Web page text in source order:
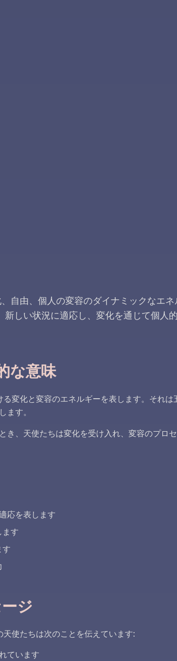
自由、個人の変容のダイナミックなエ
新しい状況に適応し、変化を通じて個人
な意味
変化と変容のエネルギーを表します。それ
ます。
き、天使たちは変化を受け入れ、変容のプロ
応を表します
ます
す
ジ
使たちは次のことを伝えています:
ています